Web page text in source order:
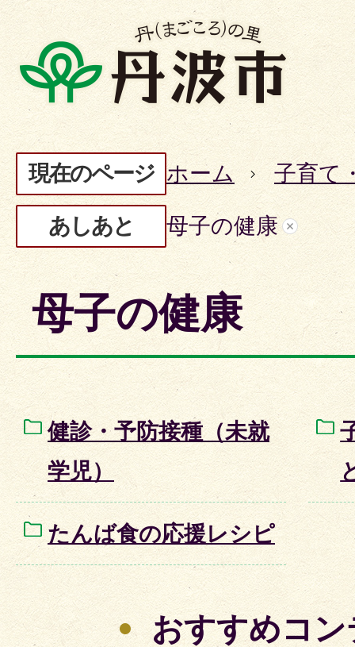
現在のページ ホーム 子育て
あしあと 母子の健康
母子の健康
健診・予防接種（未就
学児）
たんば食の応援レシピ
おすすめコ